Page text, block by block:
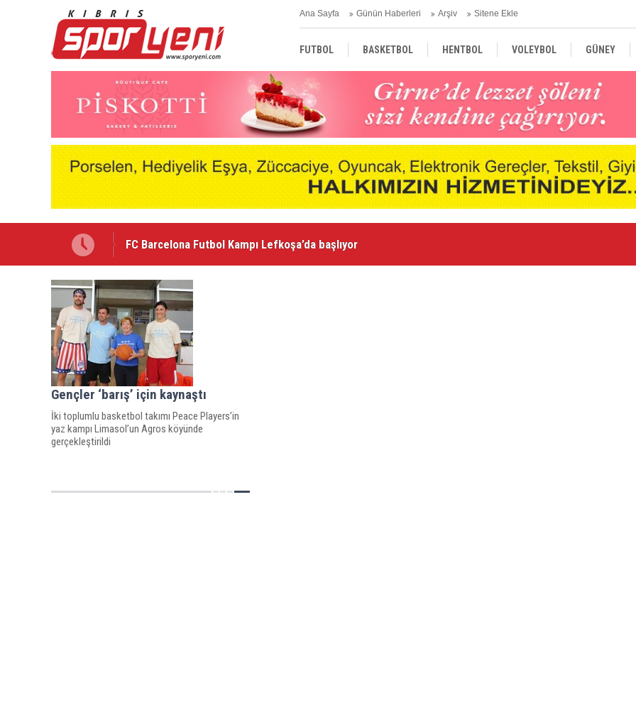
Ana Sayfa Günün Haberleri Arşiv Sitene Ekle
FUTBOL BASKETBOL HENTBOL VOLEYBOL GÜNEY
TÜRKİYE AVRUPA DÜNYA
“Bu formayı taşımak benim için her zaman gurur oldu”
Gençler ‘barış’ için kaynaştı
İki toplumlu basketbol takımı Peace Players’in
yaz kampı Limasol’un Agros köyünde
gerçekleştirildi